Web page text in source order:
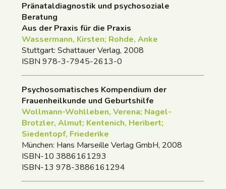
Pränataldiagnostik und psychosoziale
Beratung
Aus der Praxis für die Praxis
Wassermann, Kirsten; Rohde, Anke
Stuttgart: Schattauer Verlag, 2008
ISBN 978-3-7945-2613-0
Psychosomatisches Kompendium der
Frauenheilkunde und Geburtshilfe
Wollmann-Wohlleben, Verena; Nagel-
Brotzler, Almut; Kentenich, Heribert;
Siedentopf, Friederike
München: Hans Marseille Verlag GmbH, 2008
ISBN-10 3886161293
ISBN-13 978-3886161294